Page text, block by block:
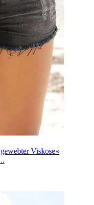
Viskose«